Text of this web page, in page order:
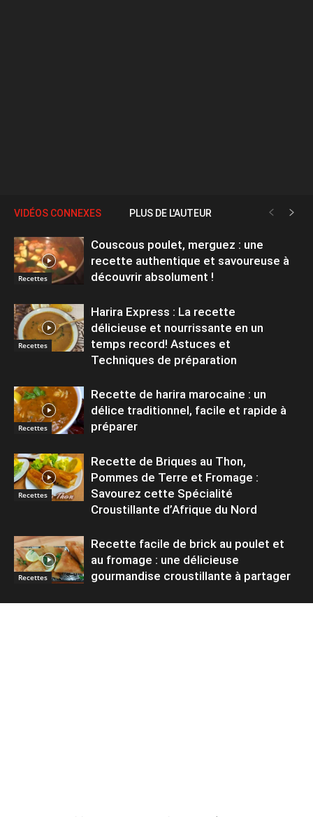
VIDÉOS CONNEXES PLUS DE L'AUTEUR
Recettes
Couscous poulet, merguez : une
recette authentique et savoureuse à
découvrir absolument !
Recettes
Harira Express : La recette
délicieuse et nourrissante en un
temps record! Astuces et
Techniques de préparation
Recettes
Recette de harira marocaine : un
délice traditionnel, facile et rapide à
préparer
Recettes
Recette de Briques au Thon,
Pommes de Terre et Fromage :
Savourez cette Spécialité
Croustillante d’Afrique du Nord
Recettes
Recette facile de brick au poulet et
au fromage : une délicieuse
gourmandise croustillante à partager